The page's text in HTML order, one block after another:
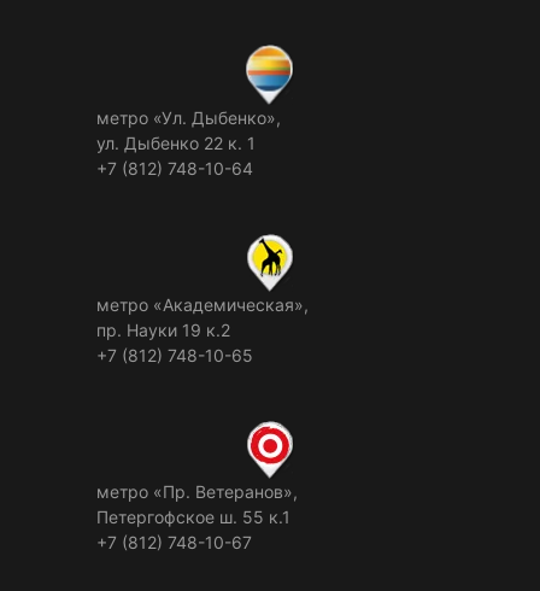
метро «Ул. Дыбенко»,
ул. Дыбенко 22 к. 1
+7 (812) 748-10-64
метро «Академическая»,
пр. Науки 19 к.2
+7 (812) 748-10-65
метро «Пр. Ветеранов»,
Петергофское ш. 55 к.1
+7 (812) 748-10-67